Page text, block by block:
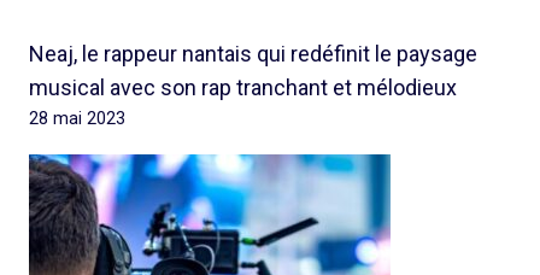
Neaj, le rappeur nantais qui redéfinit le paysage
musical avec son rap tranchant et mélodieux
28 mai 2023